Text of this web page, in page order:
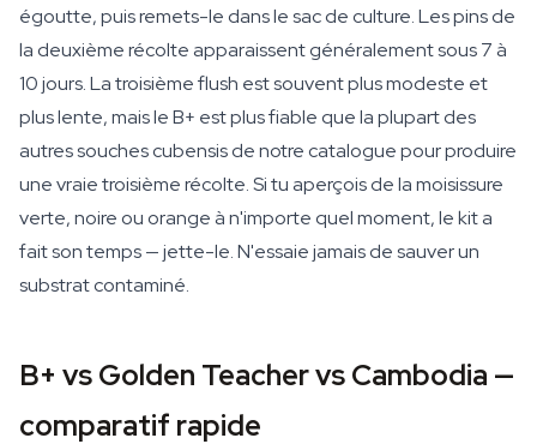
égoutte, puis remets-le dans le sac de culture. Les pins de
la deuxième récolte apparaissent généralement sous 7 à
10 jours. La troisième flush est souvent plus modeste et
plus lente, mais le B+ est plus fiable que la plupart des
autres souches cubensis de notre catalogue pour produire
une vraie troisième récolte. Si tu aperçois de la moisissure
verte, noire ou orange à n'importe quel moment, le kit a
fait son temps — jette-le. N'essaie jamais de sauver un
substrat contaminé.
B+ vs Golden Teacher vs Cambodia —
comparatif rapide